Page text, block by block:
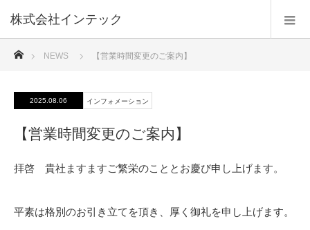
株式会社インテック
ホーム
NEWS 【営業時間変更のご案内】
2025.08.06 インフォメーション
【営業時間変更のご案内】
拝啓 貴社ますますご繁栄のこととお慶び申し上げます。
平素は格別のお引き立てを頂き、厚く御礼を申し上げます。